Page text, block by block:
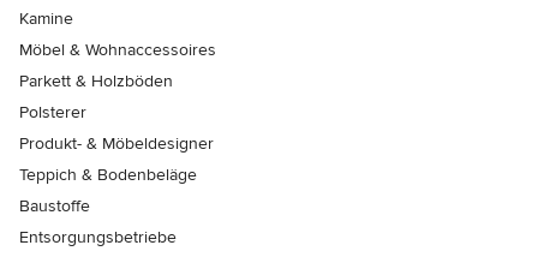
Kamine
Möbel & Wohnaccessoires
Parkett & Holzböden
Polsterer
Produkt- & Möbeldesigner
Teppich & Bodenbeläge
Baustoffe
Entsorgungsbetriebe